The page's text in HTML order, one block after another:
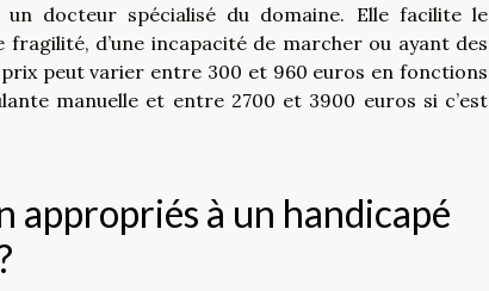
docteur spécialisé du domaine. Elle facilite le
d’une incapacité de marcher ou ayant des
peut varier entre 300 et 960 euros en fonctions
manuelle et entre 2700 et 3900 euros si c’est
appropriés à un handicapé